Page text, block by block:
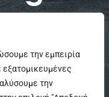
την εμπειρία
την
ιστοσελίδα για την
σε θέματα Κοινωνικά,